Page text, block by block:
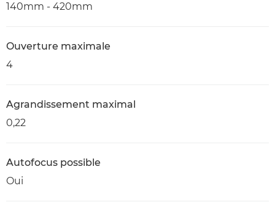
140mm - 420mm
Ouverture maximale
4
Agrandissement maximal
0,22
Autofocus possible
Oui